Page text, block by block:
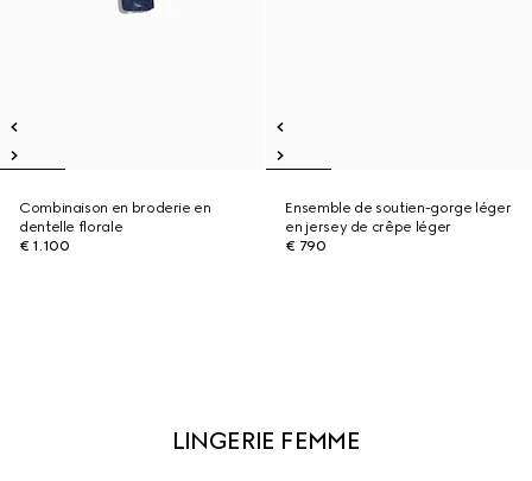
Combinaison en broderie en
dentelle florale
€ 1.100
Ensemble de soutien-gorge léger
en jersey de crêpe léger
€ 790
LINGERIE FEMME